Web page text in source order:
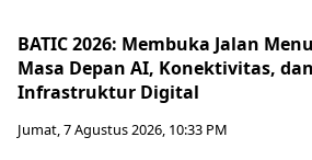
BATIC 2026: Membuka Jalan
Masa Depan AI, Konektivitas, dan
Infrastruktur Digital
Jumat, 7 Agustus 2026, 10:33 PM